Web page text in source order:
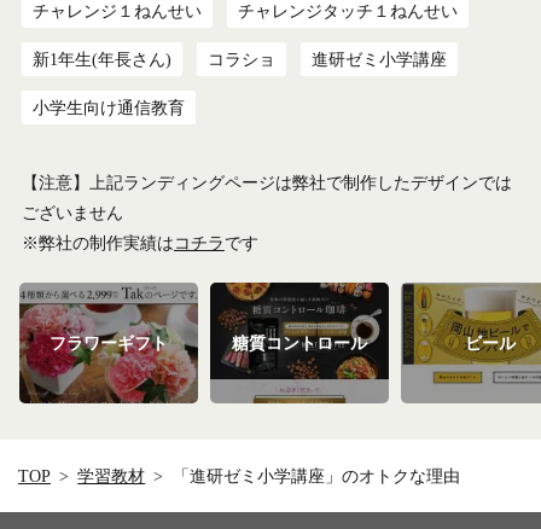
チャレンジ１ねんせい チャレンジタッチ１ねんせい
新1年生(年長さん) コラショ 進研ゼミ小学講座
小学生向け通信教育
【注意】上記ランディングページは弊社で制作したデザインでは
ございません
※弊社の制作実績はコチラです
フラワーギフト 糖質コントロール ビール
TOP 学習教材 「進研ゼミ小学講座」のオトクな理由